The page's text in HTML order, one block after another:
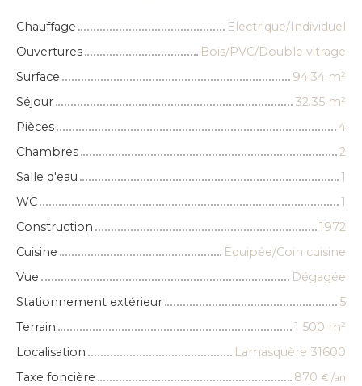
Chauffage
Electrique/Individuel
Ouvertures
Bois/PVC/Double vitrage
Surface
94.34 m²
Séjour
32.35 m²
Pièces
4
Chambres
2
Salle d'eau
1
WC
1
Construction
1972
Cuisine
Equipée/Coin cuisine
Vue
Dégagée
Stationnement extérieur
5
Terrain
1 500 m²
Localisation
Lamasquère 31600
Taxe foncière
870 € /an